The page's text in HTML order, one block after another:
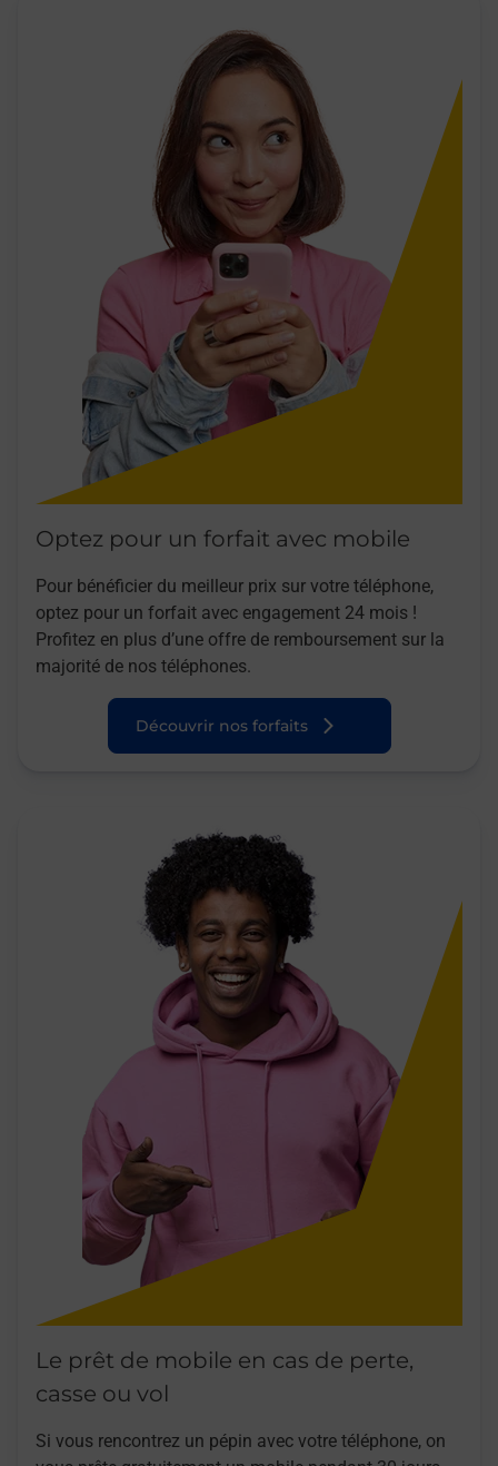
Optez pour un forfait avec mobile
Pour bénéficier du meilleur prix sur votre téléphone,
optez pour un forfait avec engagement 24 mois !
Profitez en plus d’une offre de remboursement sur la
majorité de nos téléphones.
Découvrir nos forfaits
Le prêt de mobile en cas de perte,
casse ou vol
Si vous rencontrez un pépin avec votre téléphone, on